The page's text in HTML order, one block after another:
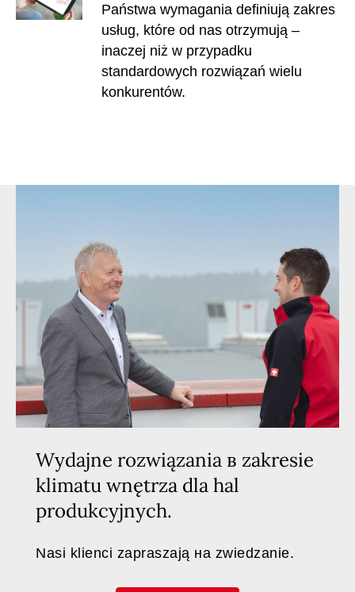
Państwa wymagania definiują zakres
usług, które od nas otrzymują –
inaczej niż w przypadku
standardowych rozwiązań wielu
konkurentów.
Wydajne rozwiązania в zakresie
klimatu wnętrza dla hal
produkcyjnych.
Nasi klienci zapraszają на zwiedzanie.